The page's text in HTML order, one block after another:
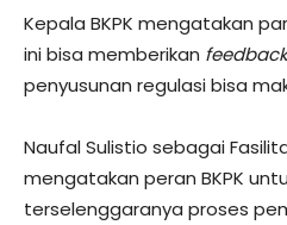
Kepala BKPK mengatakan
ini bisa memberikan
penyusunan regulasi bisa
Naufal Sulistio sebagai
mengatakan peran BKPK
terselenggaranya proses